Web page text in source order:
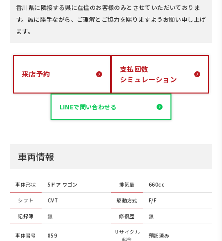
香川県に隣接する県に在住のお客様のみとさせていただいておりま
す。誠に勝手ながら、ご理解とご協力を賜りますようお願い申し上げ
ます。
来店予約
支払回数
シミュレーション
LINEで問い合わせる
車両情報
車体形状 5ドア ワゴン 排気量 660cc
シフト CVT 駆動方式 F/F
記録簿 無 修復歴 無
車体番号 859
リサイクル
料金
預託済み